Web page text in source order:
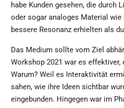
habe Kunden gesehen, die durch
oder sogar analoges Material
bessere Resonanz erhielten als
Das Medium sollte vom Ziel
Workshop 2021 war es effektiver,
Warum? Weil es Interaktivität
sahen, wie ihre Ideen sichtbar
eingebunden. Hingegen war im